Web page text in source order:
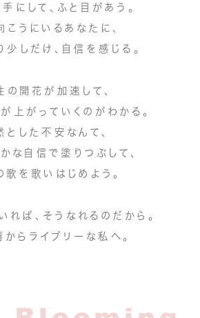
にして、ふと目があう。
こうにいるあなたに、
少しだけ、自信を感じる。
の開花が加速して、
上がっていくのがわかる。
とした不安なんて、
な自信で塗りつぶして、
歌を歌いはじめよう。
れば、そうなれるのだから。
からライブリーな私へ。